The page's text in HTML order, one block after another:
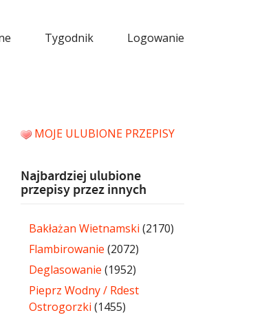
Tygodnik Logowanie
MOJE ULUBIONE PRZEPISY
Najbardziej ulubione
przepisy przez innych
Bakłażan Wietnamski (2170)
Flambirowanie (2072)
Deglasowanie (1952)
Pieprz Wodny / Rdest
Ostrogorzki (1455)